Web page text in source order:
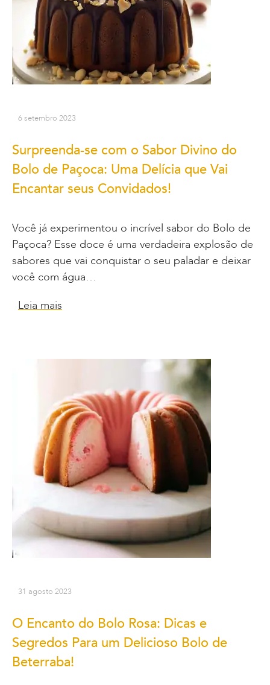
6 setembro 2023
Surpreenda-se com o Sabor Divino do
Bolo de Paçoca: Uma Delícia que Vai
Encantar seus Convidados!
Você já experimentou o incrível sabor do Bolo de
Paçoca? Esse doce é uma verdadeira explosão de
sabores que vai conquistar o seu paladar e deixar
você com água…
Leia mais
31 agosto 2023
O Encanto do Bolo Rosa: Dicas e
Segredos Para um Delicioso Bolo de
Beterraba!